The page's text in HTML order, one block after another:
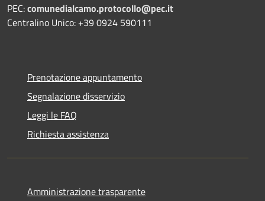
PEC:comunedialcamo.protocollo@pec.it
Centralino Unico: +39 0924 590111
Prenotazione appuntamento
Segnalazione disservizio
Leggi le FAQ
Richiesta assistenza
Amministrazione trasparente